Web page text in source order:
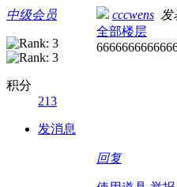
中级会员
积分
213
发消息
cccwens 发
全部楼层
回复